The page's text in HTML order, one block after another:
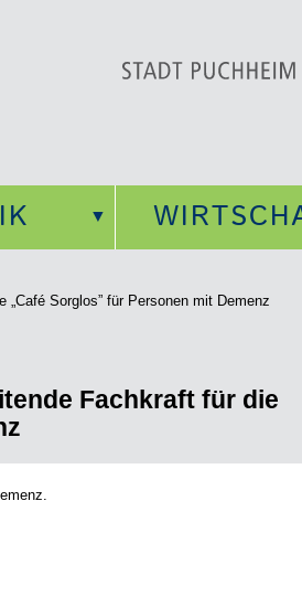
Sorglos” für Personen mit Demenz
Fachkraft für die